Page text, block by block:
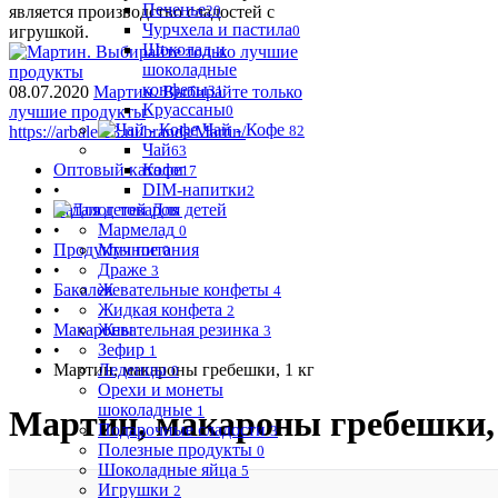
Печенье20
Чурчхела и пастила0
Шоколад и
шоколадные
конфеты31
Круассаны0
Чай - Кофе 82
Чай63
Кофе17
DIM-напитки2
Для детей
Мармелад 0
Мучное 0
Драже 3
Жевательные конфеты 4
Жидкая конфета 2
Жевательная резинка 3
Зефир 1
Леденцы 0
Орехи и монеты
шоколадные 1
Подарочные сладости 3
Полезные продукты 0
Шоколадные яйца 5
Игрушки 2
является производство сладостей с
игрушкой.
08.07.2020 Мартин. Выбирайте только
лучшие продукты
https://arbalet23.ru/brands/Martin/
Оптовый каталог
•
Каталог товаров
•
Продукты питания
•
Бакалея
•
Макароны
•
Мартин, макароны гребешки, 1 кг
Мартин, макароны гребешки,